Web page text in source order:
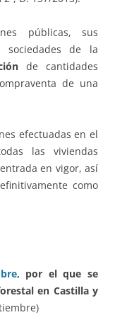
públicas, sus
sociedades de la
de cantidades
de una
efectuadas en el
las viviendas
en vigor, así
como
por el que se
en Castilla y